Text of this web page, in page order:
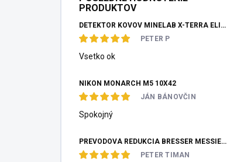
PRODUKTOV
DETEKTOR KOVOV MINELAB X-TERRA ELITE PINPOITER SET
PETER P
Vsetko ok
NIKON MONARCH M5 10X42
JÁN BÁNOVČIN
Spokojný
PREVODOVÁ REDUKCIA BRESSER MESSIER HEXAFOC 1:10
PETER TIMAN